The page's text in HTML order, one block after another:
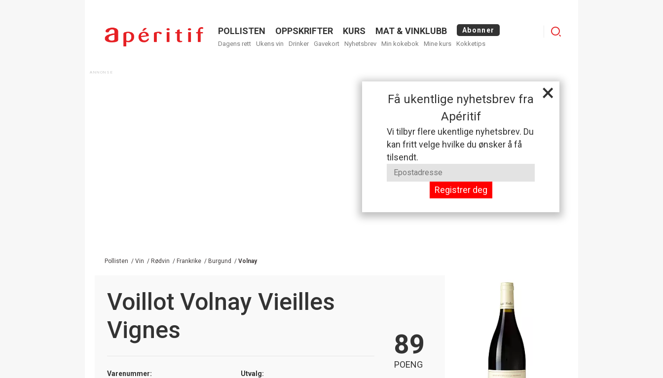
Menu
POLLISTEN OPPSKRIFTER KURS MAT & VINKLUBB Abonner
Dagens rett Ukens vin Drinker Gavekort Nyhetsbrev Min kokebok Mine kurs Kokketips
Menu
×
Få ukentlige nyhetsbrev fra
Apéritif
Vi tilbyr flere ukentlige nyhetsbrev. Du
kan fritt velge hvilke du ønsker å få
tilsendt.
Registrer deg
Pollisten / Vin / Rødvin / Frankrike / Burgund / Volnay
Voillot Volnay Vieilles
Vignes
Varenummer:
Utvalg:
89
POENG